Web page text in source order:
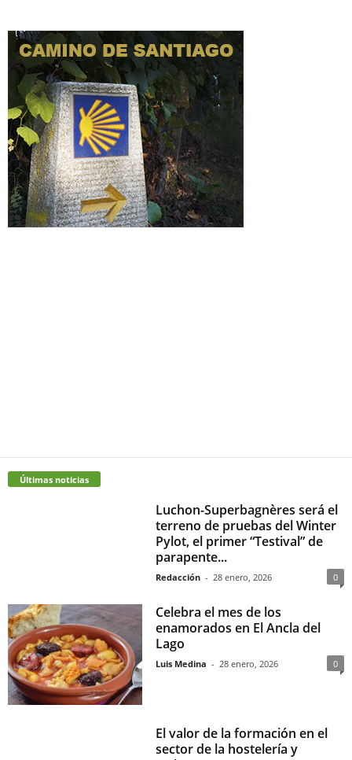
Últimas noticias
Luchon-Superbagnères será el
terreno de pruebas del Winter
Pylot, el primer “Testival” de
parapente...
Redacción - 28 enero, 2026 0
Celebra el mes de los
enamorados en El Ancla del
Lago
Luis Medina - 28 enero, 2026 0
El valor de la formación en el
sector de la hostelería y